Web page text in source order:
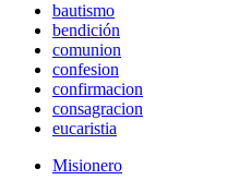
bautismo
bendición
comunion
confesion
confirmacion
consagracion
eucaristia
Misionero